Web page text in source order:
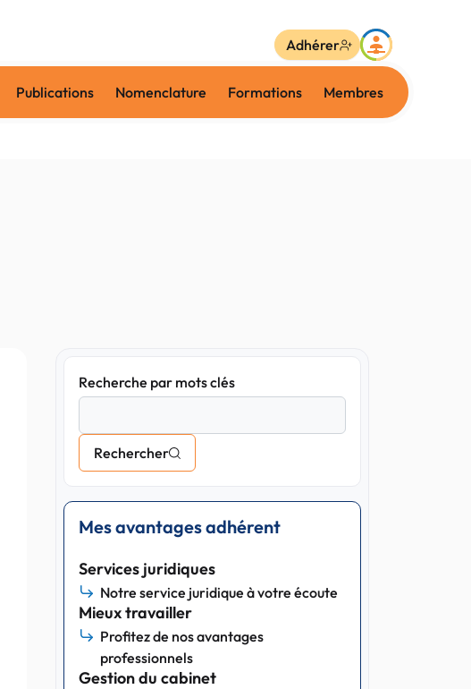
Publications Nomenclature Formations Membres
Adhérer
Recherche par mots clés
Rechercher
Mes avantages adhérent
Services juridiques
Notre service juridique à votre écoute
Mieux travailler
Profitez de nos avantages
professionnels
Gestion du cabinet